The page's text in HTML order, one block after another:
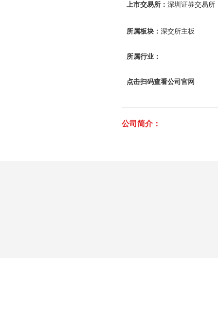
上市交易所： 深圳证券交易所
所属板块： 深交所主板
所属行业：
点击扫码查看公司官网
公司简介：